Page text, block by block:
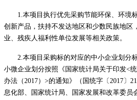
1.本项目执行优先采购节能环保、环境
创新产品，扶持不发达地区和少数民族地区
业、残疾人福利性单位发展等相关政策。
2.本项目采购标的对应的中小企业划分
小微企业划分按照《国家统计局关于印发<
办法（2017）>的通知》（国统字〔2017〕
息化部、国家统计局、国家发展和改革委员